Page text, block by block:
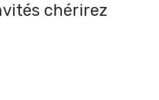
chérirez